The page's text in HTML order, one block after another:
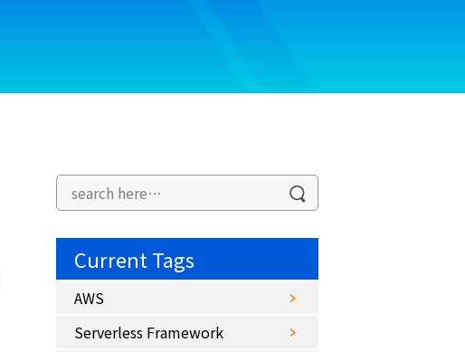
Current Tags
AWS
Serverless Framework